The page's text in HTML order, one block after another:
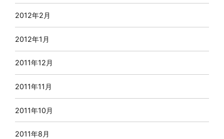
2012年2月
2012年1月
2011年12月
2011年11月
2011年10月
2011年8月